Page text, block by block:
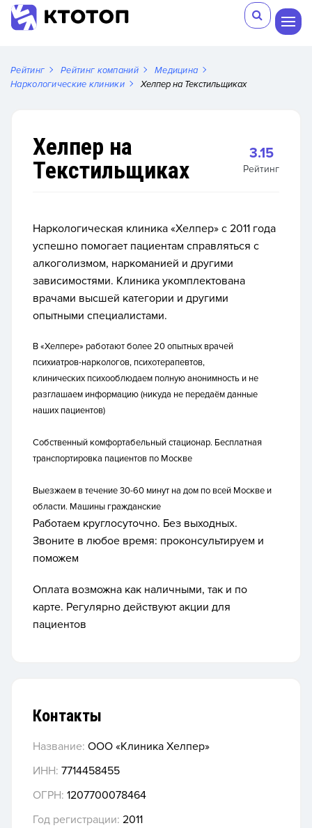
Рейтинг Рейтинг компаний
Медицина
Наркологические клиники
Хелпер на Текстильщиках
Хелпер на
Текстильщиках
3.15
Рейтинг
Наркологическая клиника «Хелпер» с 2011 года
успешно помогает пациентам справляться с
алкоголизмом, наркоманией и другими
зависимостями. Клиника укомплектована
врачами высшей категории и другими
опытными специалистами.
В «Хелпере» работают более 20 опытных врачей
психиатров-наркологов, психотерапевтов,
клинических психооблюдаем полную анонимность и не
разглашаем информацию (никуда не передаём данные
наших пациентов)
Собственный комфортабельный стационар. Бесплатная
транспортировка пациентов по Москве
Выезжаем в течение 30-60 минут на дом по всей Москве и
области. Машины гражданские
Работаем круглосуточно. Без выходных.
Звоните в любое время: проконсультируем и
поможем
Оплата возможна как наличными, так и по
карте. Регулярно действуют акции для
пациентов
Контакты
Название: ООО «Клиника Хелпер»
ИНН: 7714458455
ОГРН: 1207700078464
Год регистрации: 2011